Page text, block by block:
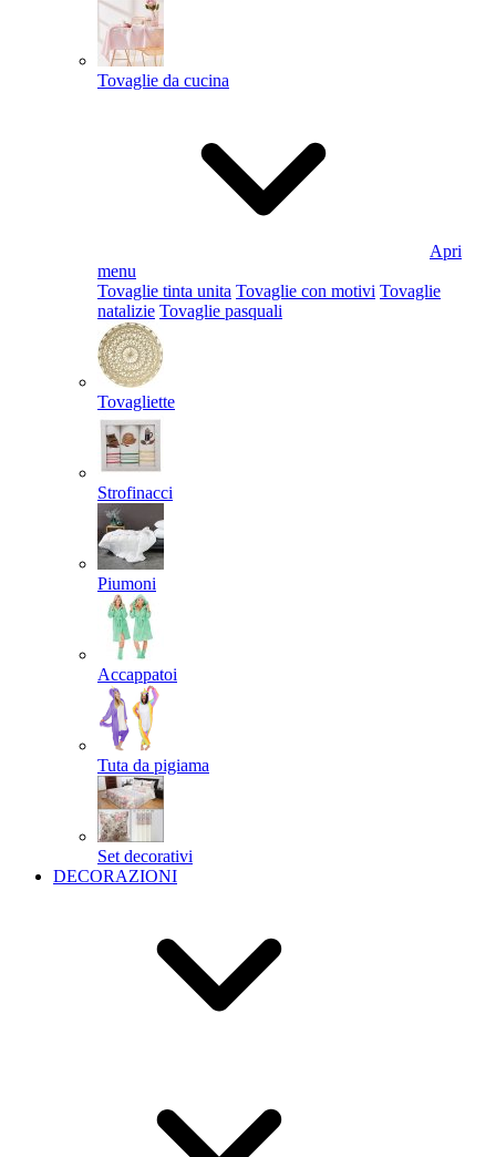
Tovaglie da cucina
Apri
menu
Tovaglie tinta unita Tovaglie con motivi Tovaglie
natalizie Tovaglie pasquali
Tovagliette
Strofinacci
Piumoni
Accappatoi
Tuta da pigiama
Set decorativi
DECORAZIONI